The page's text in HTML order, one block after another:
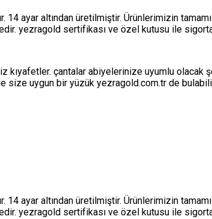
14 ayar altından üretilmiştir. Ürünlerimizin
yezragold sertifikası ve özel kutusu ile
kıyafetler. çantalar abiyelerinize uyumlu
size uygun bir yüzük yezragold.com.tr de
14 ayar altından üretilmiştir. Ürünlerimizin
yezragold sertifikası ve özel kutusu ile